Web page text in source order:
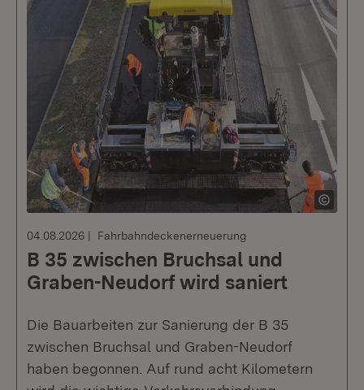
04.08.2026 Fahrbahndeckenerneuerung
B 35 zwischen Bruchsal und
Graben-Neudorf wird saniert
Die Bauarbeiten zur Sanierung der B 35
zwischen Bruchsal und Graben-Neudorf
haben begonnen. Auf rund acht Kilometern